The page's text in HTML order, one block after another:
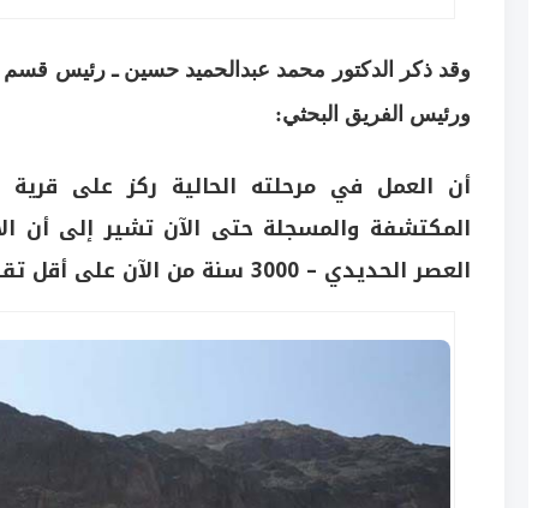
وقد ذكر الدكتور محمد عبدالحميد حسين ـ رئيس قسم
ورئيس الفريق البحثي:
أن العمل في مرحلته الحالية ركز على قرية
المكتشفة والمسجلة حتى الآن تشير إلى أن
العصر الحديدي – 3000 سنة من الآن على أقل تقدير -.